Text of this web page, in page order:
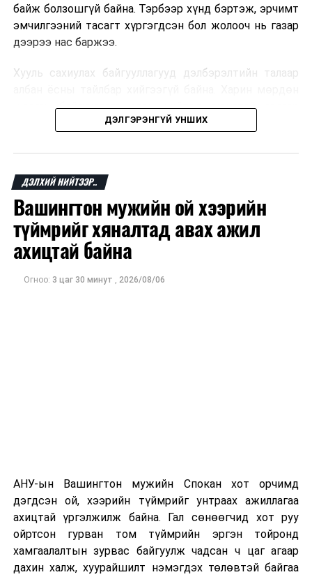
зорилгоор Эрүүл
мэндийн тухай
оруулах тухай,
хуульд нэмэлт
оруулах тухай
болон бусад
тухай хуулийн
төслүүд/Засгийн
газар 2023.05.29-
цэцийн 2023 оны
02 дугаар
дүгнэлт
·Монгол Улсын
Үндсэн хуулийн
байж болзошгүй байна. Тэрбээр хүнд бэртэж, эрчимт
эмчилгээний тасагт хүргэгдсэн бол жолооч нь газар
дээрээ нас баржээ.
Хууль сахиулах байгууллагууд дэлбэрэлтийн талаар
шалгах байгууллага олон нийтэд аюултай аргаар
хүний амь насанд халдахыг завдсан гэх үндэслэлээр
мэдээлжээ.
“Уралдронзавод” компани 2023 онд Екатеринбург
хотод байгуулагдсан бөгөөд нисгэгчгүй нисэх
төхөөрөмж үйлдвэрлэдэг аж. Тус компанийн 2025
оны орлого 6.2 тэрбум рубль, цэвэр ашиг нь 1.9
тэрбум рубльд хүрсэн гэж РБК мэдээлсэн байна.
Одоогоор дэлбэрэлтийн шалтгаан, хэрэгт холбоотой
ДЭЛГЭРЭНГҮЙ УНШИХ
ДЭЛХИЙ НИЙТЭЭР..
Вашингтон мужийн ой хээрийн
түймрийг хяналтад авах ажил
ахицтай байна
Огноо: 3 цаг 30 минут , 2026/08/06
АНУ-ын Вашингтон мужийн Спокан хот орчимд
дэгдсэн ой, хээрийн түймрийг унтраах ажиллагаа
ахицтай үргэлжилж байна. Гал сөнөөгчид хот руу
ойртсон гурван том түймрийн эргэн тойронд
хамгаалалтын зурвас байгуулж чадсан ч цаг агаар
дахин халж, хуурайшилт нэмэгдэх төлөвтэй байгаа